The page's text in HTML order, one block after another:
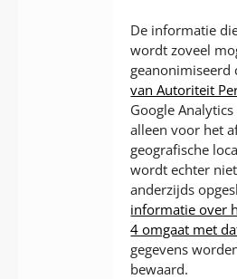
De informatie
wordt zoveel
geanonimiseerd
van Autoriteit
Google
alleen voor het
geografische
wordt echter
anderzijds
informatie over
4 omgaat met
gegevens
bewaard.